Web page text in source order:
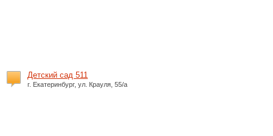
Детский сад 511
г. Екатеринбург, ул. Крауля, 55/а